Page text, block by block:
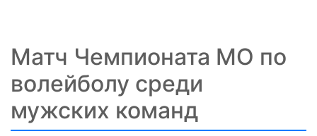
Матч Чемпионата МО по
волейболу среди
мужских команд